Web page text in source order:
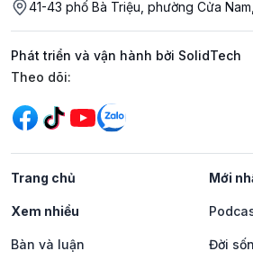
41-43 phố Bà Triệu, phường Cửa
Phát triển và vận hành bởi SolidTech
Mạng xã hội
Theo dõi:
Trang chủ Mới
Xem nhiều
Bàn và luận Đời